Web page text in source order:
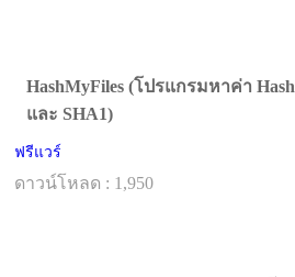
HashMyFiles (โปรแกรมหาค่า
และ SHA1)
ฟรีแวร์
ดาวน์โหลด : 1,950